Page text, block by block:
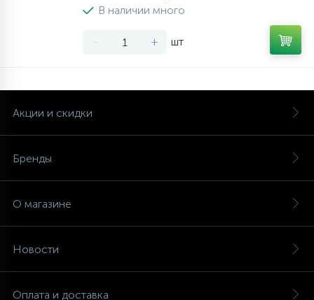
В наличии много
- + шт
Акции и скидки
Бренды
О магазине
Новости
Оплата и доставка